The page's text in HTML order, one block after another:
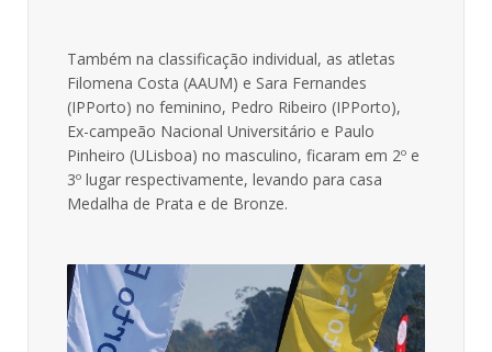
Também na classificação individual, as atletas
Filomena Costa (AAUM) e Sara Fernandes
(IPPorto) no feminino, Pedro Ribeiro (IPPorto),
Ex-campeão Nacional Universitário e Paulo
Pinheiro (ULisboa) no masculino, ficaram em 2º e
3º lugar respectivamente, levando para casa
Medalha de Prata e de Bronze.